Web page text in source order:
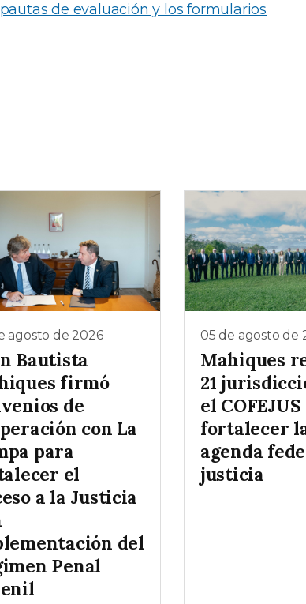
de evaluación y los formularios
agosto de 2026
Bautista
firmó
de
con La
para
el
a la Justicia
del
Penal
05 de agosto de
Mahiques
21
el
fortalecer
agenda
justicia